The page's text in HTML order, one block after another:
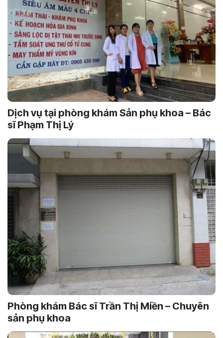
Dịch vụ tại phòng khám Sản phụ khoa – Bác
sĩ Phạm Thị Lý
Phòng khám Bác sĩ Trần Thị Miền – Chuyên
sản phụ khoa